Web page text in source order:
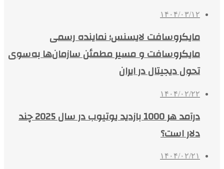
۱۴۰۴/۰۳/۱۲
مایکروسافت لایسنس؛ نماینده رسمی
مایکروسافت و مسیر مطمئن سازمان‌ها به‌سوی
تحول دیجیتال در ایران
۱۴۰۴/۰۲/۲۲
درآمد هر 1000 بازدید یوتیوب در سال 2025 چند
دلار است؟
۱۴۰۴/۰۲/۲۱